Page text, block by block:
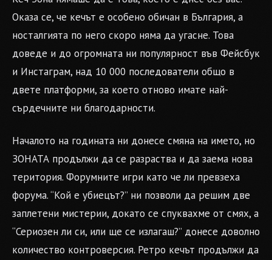
Оказа се, че кечът е особено обичан в България, а
носталгията по него скоро няма да угасне. Това
доведе и до огромната ни популярност във Фейсбук
и Инстаграм, над 10 000 последователи общо в
двете платформи, за което отново имате най-
сърдечните ни благодарности.
Началото на годината ни донесе смяна на името, но
ЗОНАТА продължи да се разраства и да заема нова
територия. Форумните игри като че ли превзеха
форума. “Кой е убиецът?” ни позволи да решим две
заплетени мистерии, докато се спуквахме от смях, а
“Сериозен ли си, или ще се излагаш?” донесе доволно
количество контроверсия. Ретро кечът продължи да